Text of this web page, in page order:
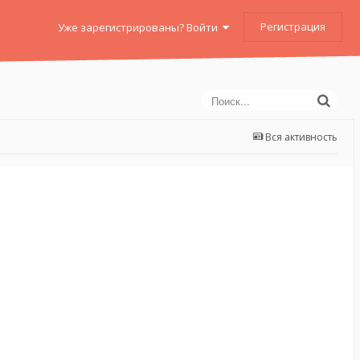
Уже зарегистрированы? Войти Регистрация
Вся активность